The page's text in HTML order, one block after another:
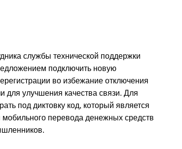
службы технической поддержки
подключить новую
во избежание отключения
для улучшения качества связи. Для
под диктовку код, который является
перевода денежных средств